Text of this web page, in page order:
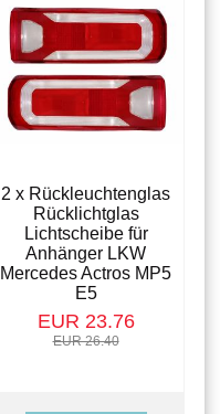
2 x Rückleuchtenglas
Rücklichtglas
Lichtscheibe für
Anhänger LKW
Mercedes Actros MP5
E5
EUR 23.76
EUR 26.40